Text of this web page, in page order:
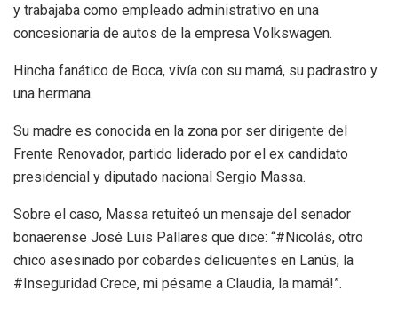
y trabajaba como empleado administrativo en una
concesionaria de autos de la empresa Volkswagen.
Hincha fanático de Boca, vivía con su mamá, su padrastro y
una hermana.
Su madre es conocida en la zona por ser dirigente del
Frente Renovador, partido liderado por el ex candidato
presidencial y diputado nacional Sergio Massa.
Sobre el caso, Massa retuiteó un mensaje del senador
bonaerense José Luis Pallares que dice: “#Nicolás, otro
chico asesinado por cobardes delicuentes en Lanús, la
#Inseguridad Crece, mi pésame a Claudia, la mamá!”.